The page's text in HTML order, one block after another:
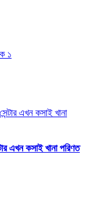
এখন কসাই খানা পরিণত